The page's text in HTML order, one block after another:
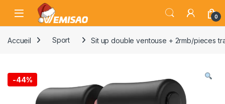
Skip to navigation
Skip to content
Open 0
Accueil Sport Sit up double ventouse + 2rmb/pieces
-44%